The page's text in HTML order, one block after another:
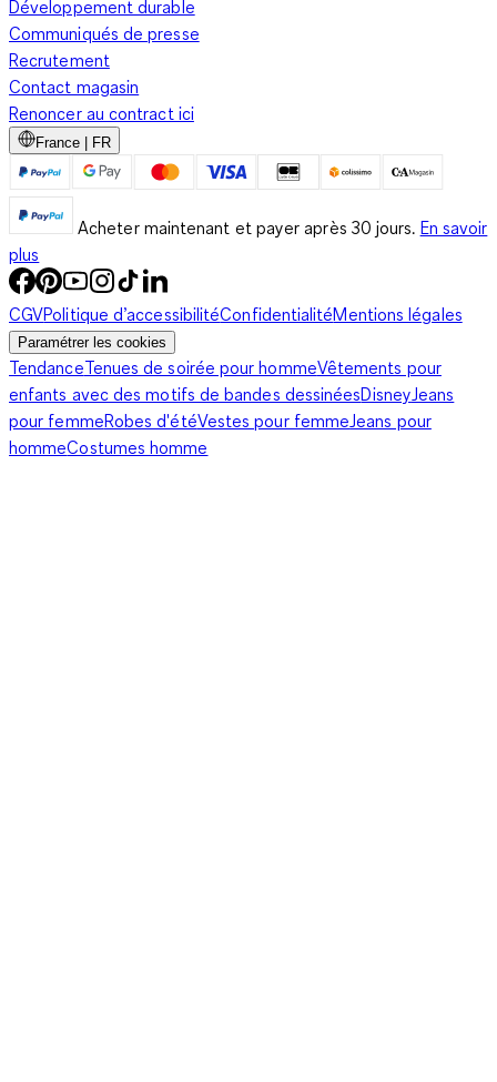
Développement durable
Communiqués de presse
Recrutement
Contact magasin
Renoncer au contract ici
France | FR
Acheter maintenant et payer après 30 jours. En savoir
plus
CGVPolitique d’accessibilitéConfidentialitéMentions légales
Paramétrer les cookies
TendanceTenues de soirée pour hommeVêtements pour
enfants avec des motifs de bandes dessinéesDisneyJeans
pour femmeRobes d'étéVestes pour femmeJeans pour
hommeCostumes homme